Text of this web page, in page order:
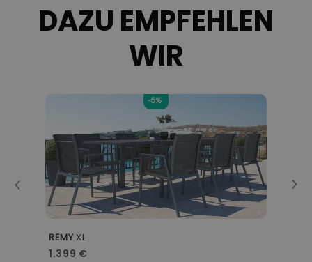
DAZU EMPFEHLEN
WIR
-5%
REMYXL
1.399 €